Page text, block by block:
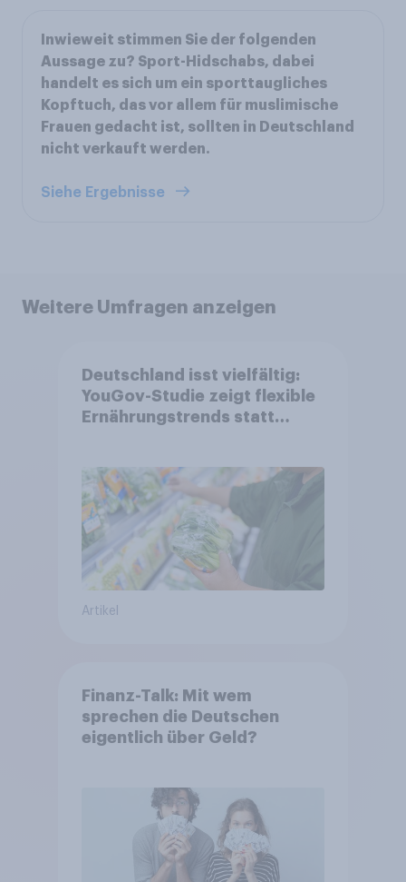
Inwieweit stimmen Sie der folgenden
Aussage zu? Sport-Hidschabs, dabei
handelt es sich um ein sporttaugliches
Kopftuch, das vor allem für muslimische
Frauen gedacht ist, sollten in Deutschland
nicht verkauft werden.
Siehe Ergebnisse
Weitere Umfragen anzeigen
Deutschland isst vielfältig:
YouGov-Studie zeigt flexible
Ernährungstrends statt
Artikel
Finanz-Talk: Mit wem
sprechen die Deutschen
eigentlich über Geld?